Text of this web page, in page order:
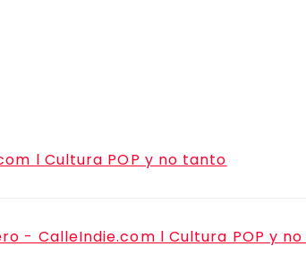
l Cultura POP y no tanto
- CalleIndie.com l Cultura POP y